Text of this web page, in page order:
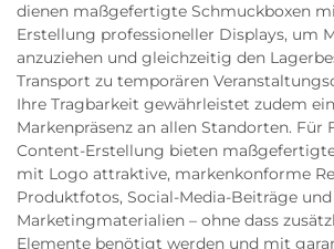
dienen maßgefertigte Schmuckboxen
Erstellung professioneller Displays, um
anzuziehen und gleichzeitig den
Transport zu temporären
Ihre Tragbarkeit gewährleistet zudem
Markenpräsenz an allen Standorten. Für
Content-Erstellung bieten
mit Logo attraktive, markenkonforme
Produktfotos, Social-Media-Beiträge und
Marketingmaterialien – ohne dass
Elemente benötigt werden und mit